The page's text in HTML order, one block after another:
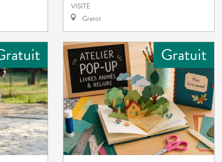
VISITE
Gratot
Gratuit